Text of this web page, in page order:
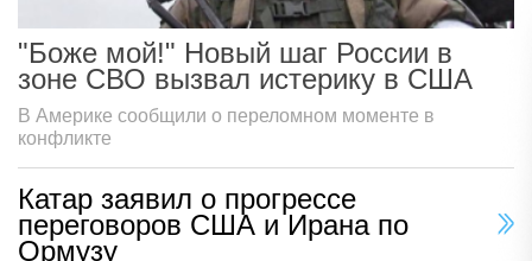
"Боже мой!" Новый шаг России в
зоне СВО вызвал истерику в США
В Америке сообщили о переломном моменте в
конфликте
Катар заявил о прогрессе
переговоров США и Ирана по
Ормузу